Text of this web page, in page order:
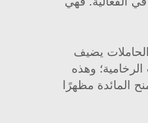
يضيف
وهذه
المائدة مظهرًا